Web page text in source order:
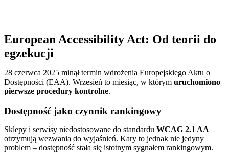
European Accessibility Act: Od teorii do
egzekucji
28 czerwca 2025 minął termin wdrożenia Europejskiego Aktu o
Dostępności (EAA). Wrzesień to miesiąc, w którym uruchomiono
pierwsze procedury kontrolne.
Dostępność jako czynnik rankingowy
Sklepy i serwisy niedostosowane do standardu WCAG 2.1 AA
otrzymują wezwania do wyjaśnień. Kary to jednak nie jedyny
problem – dostępność stała się istotnym sygnałem rankingowym.